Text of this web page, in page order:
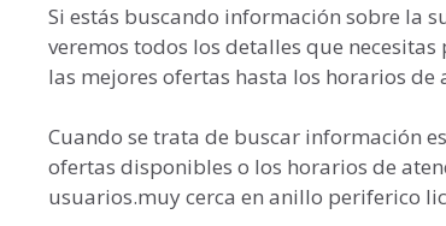
Si estás buscando información sobre la
veremos todos los detalles que
las mejores ofertas hasta los horarios
Cuando se trata de buscar información
ofertas disponibles o los horarios de
usuarios.muy cerca en anillo periferico